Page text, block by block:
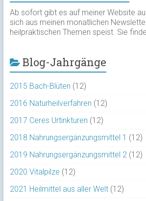
Ab sofort gibt es auf meiner Website
sich aus meinen monatlichen
heilpraktischen Themen speist. Sie
Blog-Jahrgänge
2015 Bach-Blüten (12)
2016 Naturheilverfahren (12)
2017 Ceres Urtinkturen (12)
2018 Nahrungsergänzungsmittel 1 (12)
2019 Nahrungsergänzungsmittel 2(12)
2020 Vitalpilze (12)
2021 Heilmittel aus aller Welt(12)